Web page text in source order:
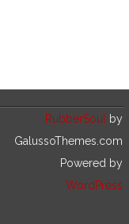
RubberSoul
by
GalussoThemes.com
Powered by
WordPress